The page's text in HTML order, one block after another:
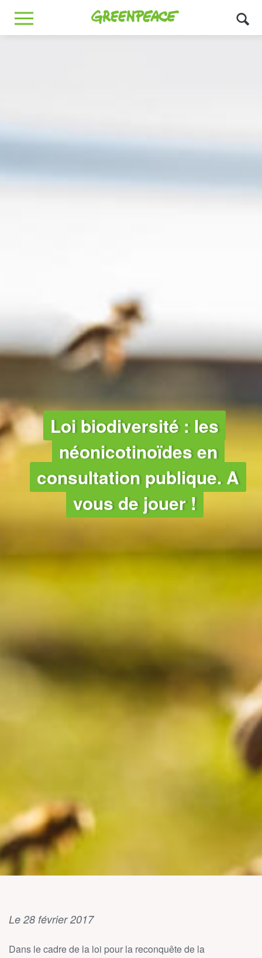
Greenpeace
MENU
Loi biodiversité : les
néonicotinoïdes en
consultation publique. A
vous de jouer !
Le 28 février 2017
Dans le cadre de la loi pour la reconquête de la